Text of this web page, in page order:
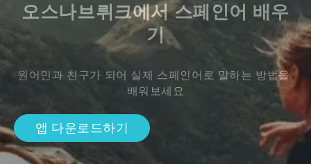
오스나브뤼크에서 스페인어 배우
기
원어민과 친구가 되어 실제 스페인어로 말하는 방법을
배워보세요
앱 다운로드하기